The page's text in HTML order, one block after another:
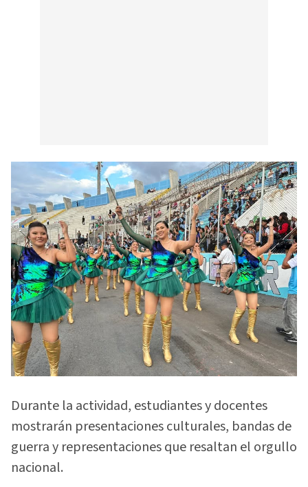
Durante la actividad, estudiantes y docentes
mostrarán presentaciones culturales, bandas de
guerra y representaciones que resaltan el orgullo
nacional.